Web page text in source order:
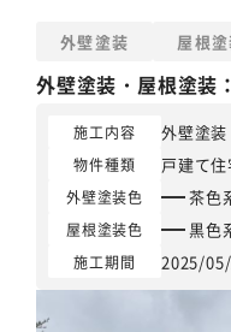
外壁塗装 屋根
外壁塗装 ・ 屋根塗装
施工内容 外壁塗装
物件種類 戸建て住
外壁塗装色 茶色
屋根塗装色 黒色
施工期間 2025/